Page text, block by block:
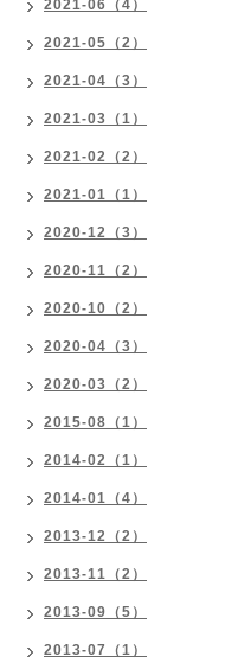
2021-06（4）
2021-05（2）
2021-04（3）
2021-03（1）
2021-02（2）
2021-01（1）
2020-12（3）
2020-11（2）
2020-10（2）
2020-04（3）
2020-03（2）
2015-08（1）
2014-02（1）
2014-01（4）
2013-12（2）
2013-11（2）
2013-09（5）
2013-07（1）